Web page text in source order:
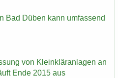
Bad Düben kann um­fas­send
von Klein­klär­an­la­gen an
Ende 2015 aus